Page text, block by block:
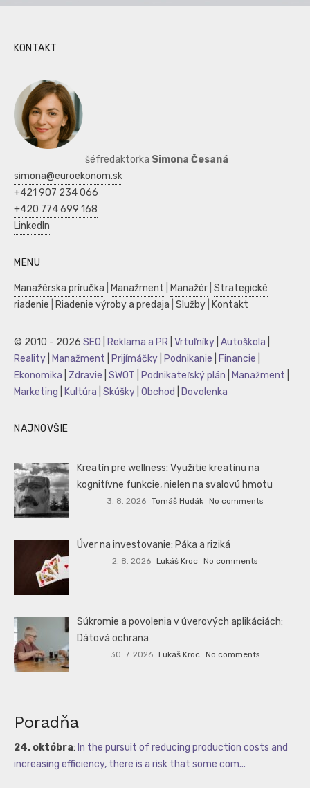
KONTAKT
šéfredaktorka Simona Česaná
simona@euroekonom.sk
+421 907 234 066
+420 774 699 168
LinkedIn
MENU
Manažérska príručka Manažment Manažér Strategické
riadenie
Riadenie výroby a predaja Služby Kontakt
© 2010 - 2026 SEO Reklama a PR Vrtuľníky Autoškola
Reality
Manažment Prijímáčky Podnikanie Financie
Ekonomika
Zdravie SWOT Podnikateľský plán Manažment
Marketing
Kultúra Skúšky Obchod Dovolenka
NAJNOVŠIE
Kreatín pre wellness: Využitie kreatínu na
kognitívne funkcie, nielen na svalovú hmotu
3. 8. 2026 Tomáš Hudák No comments
Úver na investovanie: Páka a riziká
2. 8. 2026 Lukáš Kroc No comments
Súkromie a povolenia v úverových aplikáciách:
Dátová ochrana
30. 7. 2026 Lukáš Kroc No comments
Poradňa
24. októbra: In the pursuit of reducing production costs and
increasing efficiency, there is a risk that some com...